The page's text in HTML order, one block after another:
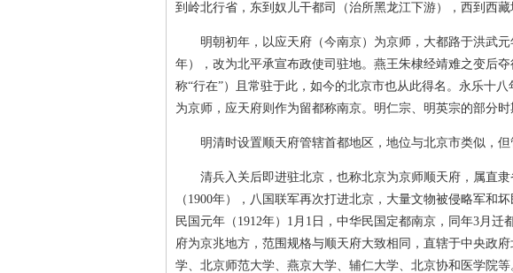
到岭北行省，东到奴儿干都司（治所黑龙江下游），西到西
明朝初年，以应天府（今南京）为京师，大都路于洪武元
年），改为北平承宣布政使司驻地。燕王朱棣经靖难之变后
称“行在”）且常驻于此，如今的北京市也从此得名。永乐十
为京师，应天府则作为留都称南京。明仁宗、明英宗的部分
明清时设置顺天府管辖首都地区，地位与北京市类似，但
清兵入关后即进驻北京，也称北京为京师顺天府，属直隶
（1900年），八国联军再次打进北京，大量文物被侵略军和
民国元年（1912年）1月1日，中华民国定都南京，同年3月
府为京兆地方，范围规格与顺天府大致相同，直辖于中央政
学、北京师范大学、燕京大学、辅仁大学、北京协和医学院